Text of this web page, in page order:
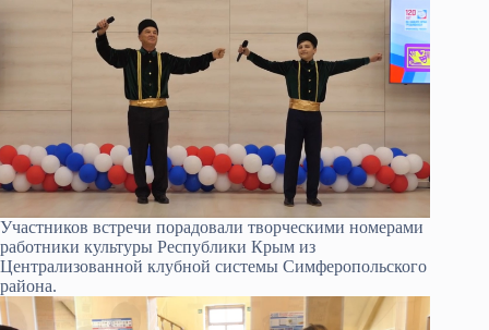
Участников встречи порадовали творческими номерами
работники культуры Республики Крым из
Централизованной клубной системы Симферопольского
района.